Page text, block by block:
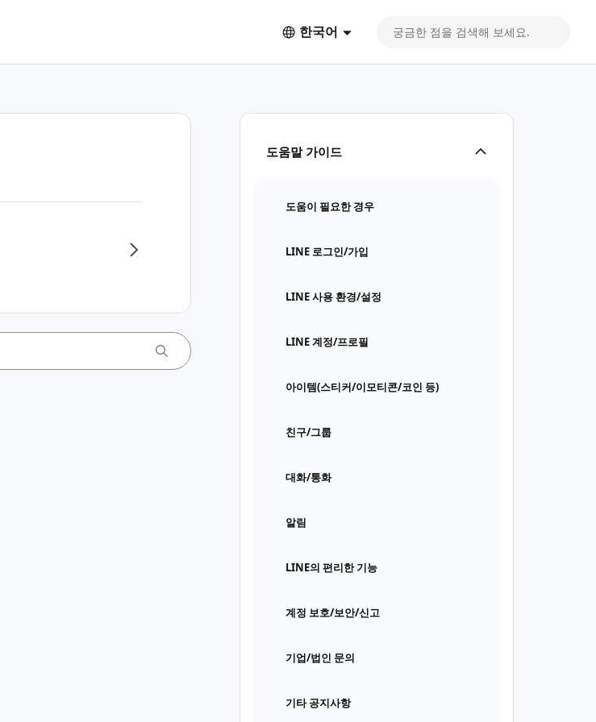
한국어
도움말 가이드
도움이 필요한 경우
LINE 로그인/가입
LINE 사용 환경/설정
LINE 계정/프로필
아이템(스티커/이모티콘/코인 등)
친구/그룹
대화/통화
알림
LINE의 편리한 기능
계정 보호/보안/신고
기업/법인 문의
기타 공지사항